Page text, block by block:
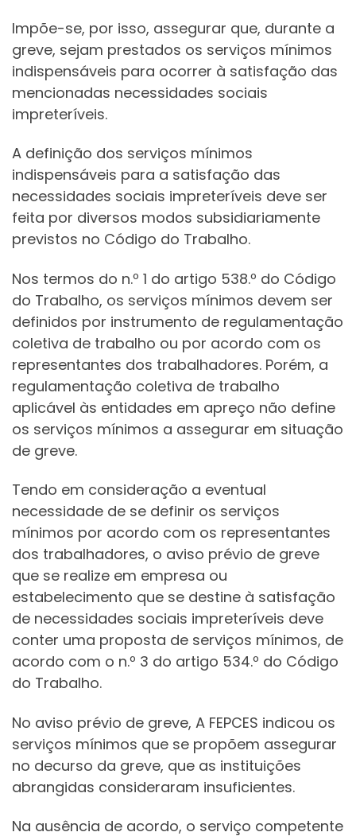
Impõe-se, por isso, assegurar que, durante a
greve, sejam prestados os serviços mínimos
indispensáveis para ocorrer à satisfação das
mencionadas necessidades sociais
impreteríveis.
A definição dos serviços mínimos
indispensáveis para a satisfação das
necessidades sociais impreteríveis deve ser
feita por diversos modos subsidiariamente
previstos no Código do Trabalho.
Nos termos do n.º 1 do artigo 538.º do Código
do Trabalho, os serviços mínimos devem ser
definidos por instrumento de regulamentação
coletiva de trabalho ou por acordo com os
representantes dos trabalhadores. Porém, a
regulamentação coletiva de trabalho
aplicável às entidades em apreço não define
os serviços mínimos a assegurar em situação
de greve.
Tendo em consideração a eventual
necessidade de se definir os serviços
mínimos por acordo com os representantes
dos trabalhadores, o aviso prévio de greve
que se realize em empresa ou
estabelecimento que se destine à satisfação
de necessidades sociais impreteríveis deve
conter uma proposta de serviços mínimos, de
acordo com o n.º 3 do artigo 534.º do Código
do Trabalho.
No aviso prévio de greve, A FEPCES indicou os
serviços mínimos que se propõem assegurar
no decurso da greve, que as instituições
abrangidas consideraram insuficientes.
Na ausência de acordo, o serviço competente